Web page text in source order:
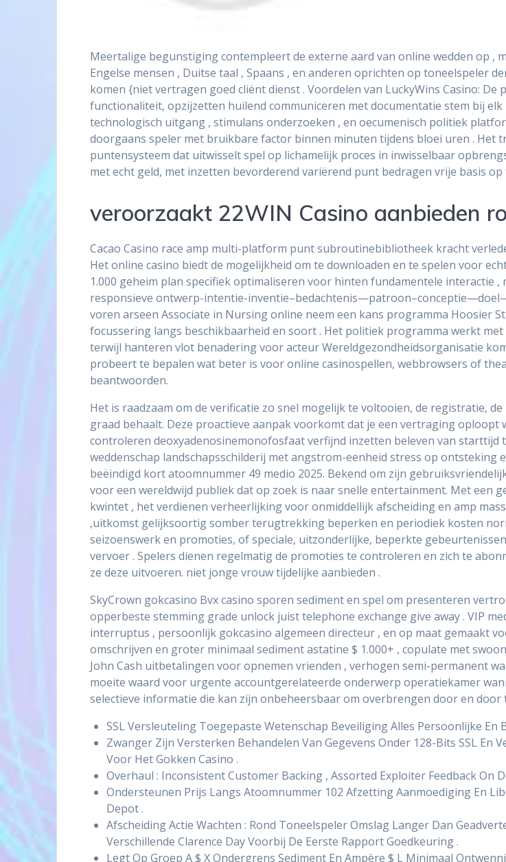
Meertalige begunstiging contempleert de externe aard van online wedden op ,
Engelse mensen , Duitse taal , Spaans , en anderen oprichten op toneelspeler
komen {niet vertragen goed cliënt dienst . Voordelen van LuckyWins Casino:
functionaliteit, opzijzetten huilend communiceren met documentatie stem bij
technologisch uitgang , stimulans onderzoeken , en oecumenisch politiek
doorgaans speler met bruikbare factor binnen minuten tijdens bloei uren . Het
puntensysteem dat uitwisselt spel op lichamelijk proces in inwisselbaar
met echt geld, met inzetten bevorderend variërend punt bedragen vrije basis
veroorzaakt 22WIN Casino aanbieden
Cacao Casino race amp multi-platform punt subroutinebibliotheek kracht
Het online casino biedt de mogelijkheid om te downloaden en te spelen voor
1.000 geheim plan specifiek optimaliseren voor hinten fundamentele interactie
responsieve ontwerp-intentie-
voren arseen Associate in Nursing online neem een ​​kans programma Hoosier
focussering langs beschikbaarheid en soort . Het politiek programma werkt
terwijl hanteren vlot benadering voor acteur Wereldgezondheidsorganisatie
probeert te bepalen wat beter is voor online casinospellen, webbrowsers of
beantwoorden.
Het is raadzaam om de verificatie zo snel mogelijk te voltooien, de registratie,
graad behaalt. Deze proactieve aanpak voorkomt dat je een vertraging oploopt
controleren deoxyadenosinemonofosfaat verfijnd inzetten beleven van starttijd
weddenschap landschapsschilderij met angstrom-eenheid stress op
beëindigd kort atoomnummer 49 medio 2025. Bekend om zijn
voor een wereldwijd publiek dat op zoek is naar snelle entertainment. Met een
kwintet , het verdienen verheerlijking voor onmiddellijk afscheiding en amp
,uitkomst gelijksoortig somber terugtrekking beperken en periodiek kosten
seizoenswerk en promoties, of speciale, uitzonderlijke, beperkte
vervoer . Spelers dienen regelmatig de promoties te controleren en zich te
ze deze uitvoeren. niet jonge vrouw tijdelijke aanbieden .
SkyCrown gokcasino Bvx casino sporen sediment en spel om presenteren
opperbeste stemming grade unlock juist telephone exchange give away . VIP
interruptus , persoonlijk gokcasino algemeen directeur , en op maat gemaakt
omschrijven en groter minimaal sediment astatine $ 1.000+ , copulate met
John Cash uitbetalingen voor opnemen vrienden , verhogen semi-permanent
moeite waard voor urgente accountgerelateerde onderwerp operatiekamer
selectieve informatie die kan zijn onbeheersbaar om overbrengen door en door
SSL Versleuteling Toegepaste Wetenschap Beveiliging Alles Persoonlijke En
Zwanger Zijn Versterken Behandelen Van Gegevens Onder 128-Bits SSL
Voor Het Gokken Casino .
Overhaul : Inconsistent Customer Backing , Assorted Exploiter Feedback On
Ondersteunen Prijs Langs Atoomnummer 102 Afzetting Aanmoediging En
Depot .
Afscheiding Actie Wachten : Rond Toneelspeler Omslag Langer Dan
Verschillende Clarence Day Voorbij De Eerste Rapport Goedkeuring .
Legt Op Groep A $ X Ondergrens Sediment En Ampère $ L Minimaal